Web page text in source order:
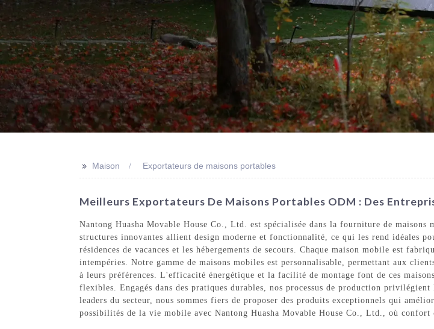
>> Maison Exportateurs de maisons portables
Meilleurs Exportateurs De Maisons Portables ODM : Des
Nantong Huasha Movable House Co., Ltd. est spécialisée dans la fourniture de
structures innovantes allient design moderne et fonctionnalité, ce qui les rend idéales
résidences de vacances et les hébergements de secours. Chaque maison mobile est
intempéries. Notre gamme de maisons mobiles est personnalisable, permettant aux
à leurs préférences. L'efficacité énergétique et la facilité de montage font de ces
flexibles. Engagés dans des pratiques durables, nos processus de production
leaders du secteur, nous sommes fiers de proposer des produits exceptionnels qui
possibilités de la vie mobile avec Nantong Huasha Movable House Co., Ltd., où confort